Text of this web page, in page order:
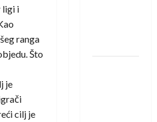
ligi i
ranga
Što
je
cilj je